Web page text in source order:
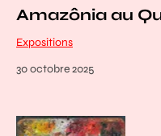
Amazônia au
Expositions
30 octobre 2025